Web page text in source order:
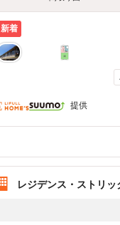
新着
提供
レジデンス・ストリ